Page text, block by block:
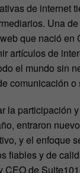
de internet
Una
que nació en
artículos de
el mundo sin
comunicación o
la participación
entraron
y el enfoque
fiables y de
CEO de